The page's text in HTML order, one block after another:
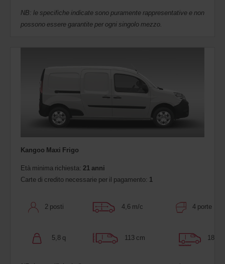
NB: le specifiche indicate sono puramente rappresentative e non
possono essere garantite per ogni singolo mezzo.
Kangoo Maxi Frigo
Età minima richiesta: 21 anni
Carte di credito necessarie per il pagamento: 1
2 posti 4,6 m/c 4 porte
5,8 q 113 cm 186